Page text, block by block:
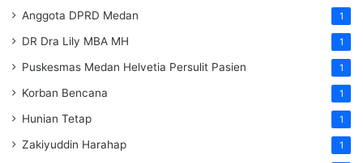
Anggota DPRD Medan 1
DR Dra Lily MBA MH 1
Puskesmas Medan Helvetia Persulit Pasien 1
Korban Bencana 1
Hunian Tetap 1
Zakiyuddin Harahap 1